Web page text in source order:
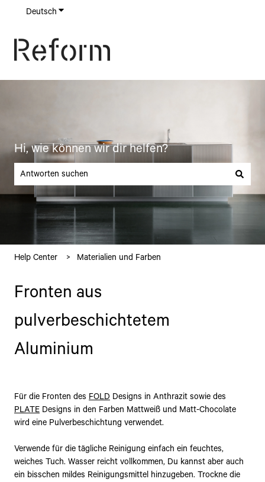
Deutsch Untermenü für Übersetzungen anzeigen
Hi, wie können wir dir helfen?
Es gibt keine Vorschläge, da das Suchfeld leer ist.
Help Center Materialien und Farben
Fronten aus
pulverbeschichtetem
Aluminium
Für die Fronten des FOLD Designs in Anthrazit sowie des
PLATE Designs in den Farben Mattweiß und Matt-Chocolate
wird eine Pulverbeschichtung verwendet.
Verwende für die tägliche Reinigung einfach ein feuchtes,
weiches Tuch. Wasser reicht vollkommen, Du kannst aber auch
ein bisschen mildes Reinigungsmittel hinzugeben. Trockne die